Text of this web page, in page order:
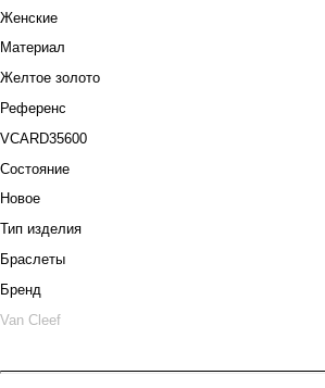
Женские
Материал
Желтое золото
Референс
VCARD35600
Состояние
Новое
Тип изделия
Браслеты
Бренд
Van Cleef